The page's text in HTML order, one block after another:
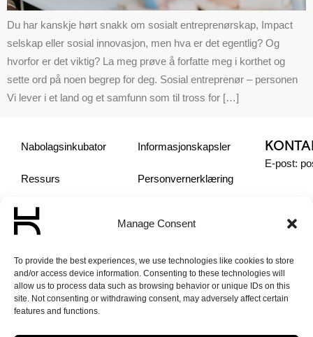
Manage Consent
To provide the best experiences, we use technologies like cookies to store
and/or access device information. Consenting to these technologies will
allow us to process data such as browsing behavior or unique IDs on this
site. Not consenting or withdrawing consent, may adversely affect certain
features and functions.
Du har kanskje hørt snakk om sosialt entreprenørskap, Impact
selskap eller sosial innovasjon, men hva er det egentlig? Og
hvorfor er det viktig? La meg prøve å forfatte meg i korthet og
sette ord på noen begrep for deg. Sosial entreprenør – personen
Vi lever i et land og et samfunn som til tross for […]
Nabolagsinkubator
Ressurs
Sosiale Entreprenører
Aktuelt
Informasjonskapsler
Personvern­erklæring
E-post: